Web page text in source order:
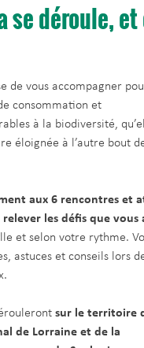
se déroule, et
de vous accompagner
consommation et
à la biodiversité,
éloignée à l’autre bout
aux 6 rencontres et
les défis que vous
et selon votre rythme.
astuces et conseils lors
sur le territoire
de Lorraine et de la